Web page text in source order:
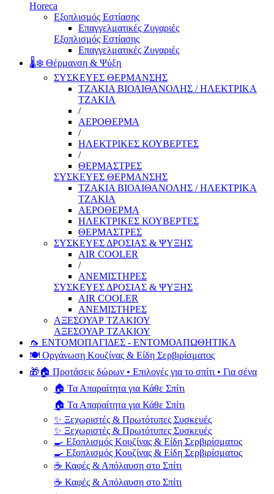
Horeca
Εξοπλισμός Εστίασης
Επαγγελματικές Ζυγαριές
Εξοπλισμός Εστίασης
Επαγγελματικές Ζυγαριές
🌡️❄️ Θέρμανση & Ψύξη
ΣΥΣΚΕΥΕΣ ΘΕΡΜΑΝΣΗΣ
ΤΖΑΚΙΑ ΒΙΟΑΙΘΑΝΟΛΗΣ / ΗΛΕΚΤΡΙΚΑ
ΤΖΑΚΙΑ
/
ΑΕΡΟΘΕΡΜΑ
/
ΗΛΕΚΤΡΙΚΕΣ ΚΟΥΒΕΡΤΕΣ
/
ΘΕΡΜΑΣΤΡΕΣ
ΣΥΣΚΕΥΕΣ ΘΕΡΜΑΝΣΗΣ
ΤΖΑΚΙΑ ΒΙΟΑΙΘΑΝΟΛΗΣ / ΗΛΕΚΤΡΙΚΑ
ΤΖΑΚΙΑ
ΑΕΡΟΘΕΡΜΑ
ΗΛΕΚΤΡΙΚΕΣ ΚΟΥΒΕΡΤΕΣ
ΘΕΡΜΑΣΤΡΕΣ
ΣΥΣΚΕΥΕΣ ΔΡΟΣΙΑΣ & ΨΥΞΗΣ
AIR COOLER
/
ΑΝΕΜΙΣΤΗΡΕΣ
ΣΥΣΚΕΥΕΣ ΔΡΟΣΙΑΣ & ΨΥΞΗΣ
AIR COOLER
ΑΝΕΜΙΣΤΗΡΕΣ
ΑΞΕΣΟΥΑΡ ΤΖΑΚΙΟΥ
ΑΞΕΣΟΥΑΡ ΤΖΑΚΙΟΥ
🦟 ΕΝΤΟΜΟΠΑΓΙΔΕΣ - ΕΝΤΟΜΟΑΠΩΘΗΤΙΚΑ
🍽️ Οργάνωση Κουζίνας & Είδη Σερβιρίσματος
🎁🏠 Προτάσεις δώρων • Επιλογές για το σπίτι • Για σένα
🏠 Τα Απαραίτητα για Κάθε Σπίτι
🏠 Τα Απαραίτητα για Κάθε Σπίτι
✨ Ξεχωριστές & Πρωτότυπες Συσκευές
✨ Ξεχωριστές & Πρωτότυπες Συσκευές
🍳 Εξοπλισμός Κουζίνας & Είδη Σερβιρίσματος
🍳 Εξοπλισμός Κουζίνας & Είδη Σερβιρίσματος
☕ Καφές & Απόλαυση στο Σπίτι
☕ Καφές & Απόλαυση στο Σπίτι